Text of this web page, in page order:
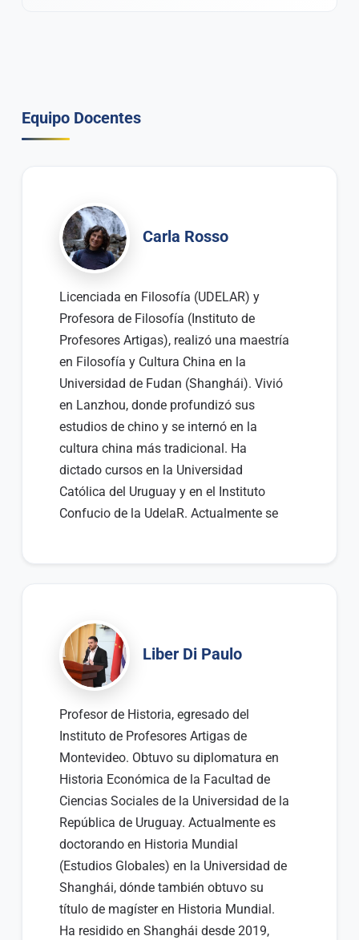
Equipo Docentes
Carla Rosso
Licenciada en Filosofía (UDELAR) y
Profesora de Filosofía (Instituto de
Profesores Artigas), realizó una maestría
en Filosofía y Cultura China en la
Universidad de Fudan (Shanghái). Vivió
en Lanzhou, donde profundizó sus
estudios de chino y se internó en la
cultura china más tradicional. Ha
dictado cursos en la Universidad
Católica del Uruguay y en el Instituto
Confucio de la UdelaR. Actualmente se
Liber Di Paulo
Profesor de Historia, egresado del
Instituto de Profesores Artigas de
Montevideo. Obtuvo su diplomatura en
Historia Económica de la Facultad de
Ciencias Sociales de la Universidad de la
República de Uruguay. Actualmente es
doctorando en Historia Mundial
(Estudios Globales) en la Universidad de
Shanghái, dónde también obtuvo su
título de magíster en Historia Mundial.
Ha residido en Shanghái desde 2019,